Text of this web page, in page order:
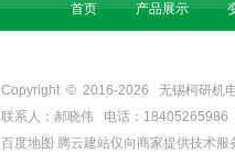
首页 产品展示
Copyright © 2016-2026
无锡柯研机
联系人：郝晓伟 电话：
百度地图 腾云建站仅向商家提供技术服